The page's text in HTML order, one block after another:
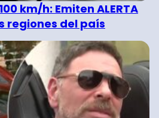
km/h: Emiten ALERTA
regiones del país